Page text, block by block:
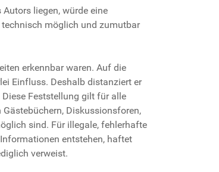
liegen, würde eine
möglich und zumutbar
erkennbar waren. Auf die
Einfluss. Deshalb distanziert er
Feststellung gilt für alle
Diskussionsforen,
sind. Für illegale, fehlerhafte
entstehen, haftet
verweist.